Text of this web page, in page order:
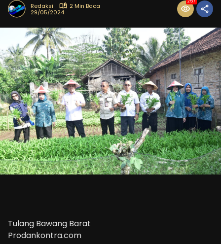
Redaksi
2 Min Baca
29/05/2024
Tulang Bawang Barat
Prodankontra.com